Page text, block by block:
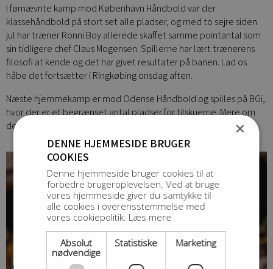
I førnævnte kamp mod København Håndbold var der
klassehåndbold på stort set alle pladser, og med to sejre siden
jul har træner Ronni Boy allerede skaffet samme pointantal som
sin tidligere chef Claus Mogensen. Spillerne har lært trænerens
filosofi at kende og det har givet resultater på banen. Lad os
håbe det fortsætter i Ringkøbing onsdag aften.
Næste hjemmekamp er mod Odense Håndbold og spilles på BGi,
hvor der er et begrænset antal pladser for tilskuerne. Mere om
det når kampen nærmer sig.
×
DENNE HJEMMESIDE BRUGER
COOKIES
Denne hjemmeside bruger cookies til at
forbedre brugeroplevelsen. Ved at bruge
vores hjemmeside giver du samtykke til
alle cookies i overensstemmelse med
vores cookiepolitik. Læs mere
Absolut
nødvendige
Statistiske Marketing